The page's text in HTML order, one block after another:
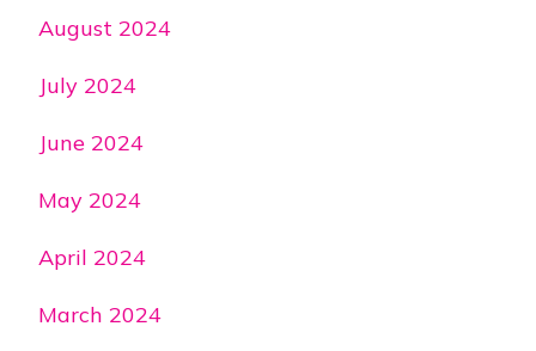
August 2024
July 2024
June 2024
May 2024
April 2024
March 2024